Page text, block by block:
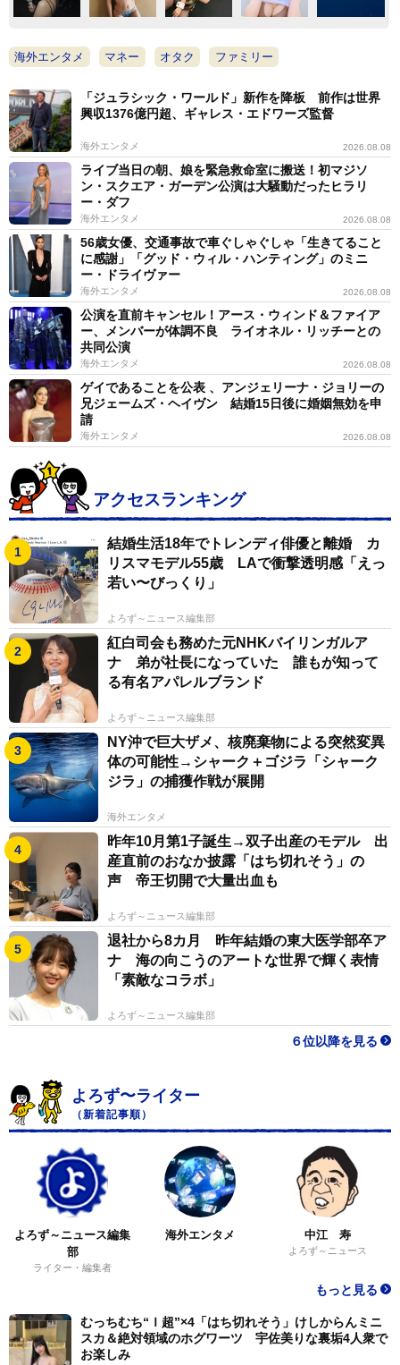
海外エンタメ マネー オタク ファミリー
「ジュラシック・ワールド」新作を降板 前作は世界
興収1376億円超、ギャレス・エドワーズ監督
海外エンタメ 2026.08.08
ライブ当日の朝、娘を緊急救命室に搬送！初マジソ
ン・スクエア・ガーデン公演は大騒動だったヒラリ
ー・ダフ
海外エンタメ 2026.08.08
56歳女優、交通事故で車ぐしゃぐしゃ「生きてること
に感謝」「グッド・ウィル・ハンティング」のミニ
ー・ドライヴァー
海外エンタメ 2026.08.08
公演を直前キャンセル！アース・ウィンド＆ファイア
ー、メンバーが体調不良 ライオネル・リッチーとの
共同公演
海外エンタメ 2026.08.08
ゲイであることを公表 、アンジェリーナ・ジョリーの
兄ジェームズ・ヘイヴン 結婚15日後に婚姻無効を申
請
海外エンタメ 2026.08.08
アクセスランキング
結婚生活18年でトレンディ俳優と離婚 カ
リスマモデル55歳 LAで衝撃透明感「えっ
若い〜びっくり」
よろず～ニュース編集部
紅白司会も務めた元NHKバイリンガルア
ナ 弟が社長になっていた 誰もが知って
る有名アパレルブランド
よろず～ニュース編集部
NY沖で巨大ザメ、核廃棄物による突然変異
体の可能性→シャーク＋ゴジラ「シャーク
ジラ」の捕獲作戦が展開
海外エンタメ
昨年10月第1子誕生→双子出産のモデル 出
産直前のおなか披露「はち切れそう」の
声 帝王切開で大量出血も
よろず～ニュース編集部
退社から8カ月 昨年結婚の東大医学部卒ア
ナ 海の向こうのアートな世界で輝く表情
「素敵なコラボ」
よろず～ニュース編集部
６位以降を見る
よろず〜ライター
（新着記事順）
よろず～ニュース編集
部
ライター・編集者
海外エンタメ 中江 寿
よろず～ニュース
もっと見る
むっちむち“Ｉ超”×4「はち切れそう」けしからんミニ
スカ＆絶対領域のホグワーツ 宇佐美りな裏垢4人衆で
お楽しみ